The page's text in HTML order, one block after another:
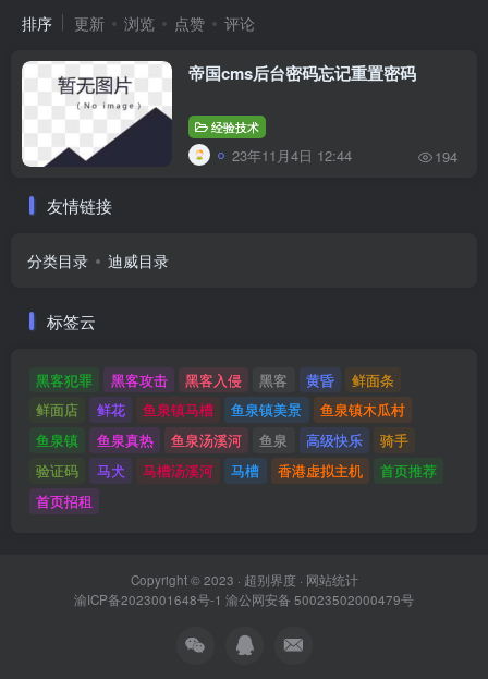
排序 更新 浏览 点赞 评论
帝国cms后台密码忘记重置密码
经验技术
23年11月4日 12:44 194
友情链接
分类目录 迪威目录
标签云
黑客犯罪 黑客攻击 黑客入侵 黑客 黄昏
鲜面条
鲜面店
鲜花 鱼泉镇马槽 鱼泉镇美景
鱼泉镇木瓜村
鱼泉镇
鱼泉真热 鱼泉汤溪河 鱼泉 高级快乐
骑手
验证码
马犬 马槽汤溪河 马槽 香港虚拟主机
首页推荐
首页招租
Copyright © 2023 · 超别界度· 网站统计
渝ICP备2023001648号-1 渝公网安备 50023502000479号